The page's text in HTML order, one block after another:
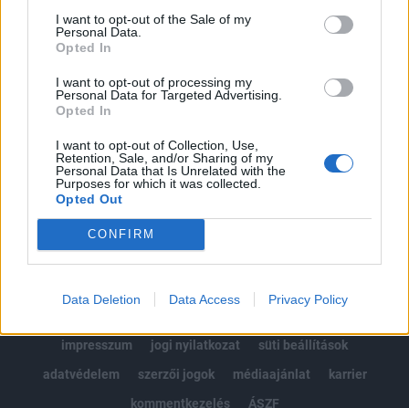
I want to opt-out of the Sale of my
Personal Data.
Opted In
I want to opt-out of processing my
Personal Data for Targeted Advertising.
Opted In
I want to opt-out of Collection, Use,
Retention, Sale, and/or Sharing of my
Personal Data that Is Unrelated with the
Purposes for which it was collected.
Opted Out
CONFIRM
Data Deletion Data Access Privacy Policy
Portfolio.hu teljes cikkarchívum
Kötéslisták: BÉT elmúlt 2 év napon belüli
Előfizetés
MÁR ELŐFIZETŐNK VAGY?BEJELENTKEZÉS
impresszum
jogi nyilatkozat
süti beállítások
adatvédelem
szerzői jogok médiaajánlat
karrier
kommentkezelés
ÁSZF